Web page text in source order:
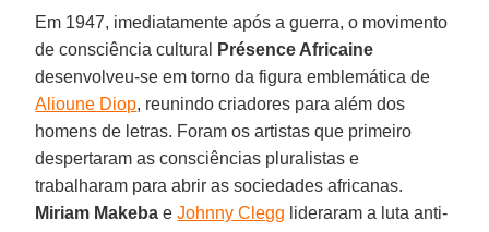
Em 1947, imediatamente após a guerra, o movimento
de consciência cultural
Présence Africaine
desenvolveu-se em torno da figura emblemática de
Alioune Diop, reunindo criadores para além dos
homens de letras. Foram os artistas que primeiro
despertaram as consciências pluralistas e
trabalharam para abrir as sociedades africanas.
Miriam Makeba eJohnny Clegg lideraram a luta anti-